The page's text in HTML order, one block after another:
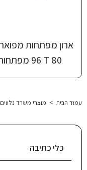
עמוד הבית > מוצרי משרד נלווים
כלי כתיבה
T 80‏ 96 מפתחות